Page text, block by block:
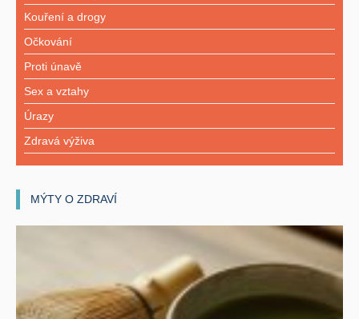
Kouření a drogy
Očkování
Proti únavě
Sex a vztahy
Úrazy
Zdravá výživa
MÝTY O ZDRAVÍ